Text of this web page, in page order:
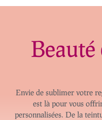
Beauté Du
Beauté
Envie de sublimer votre
est là pour vous
personnalisées. De la